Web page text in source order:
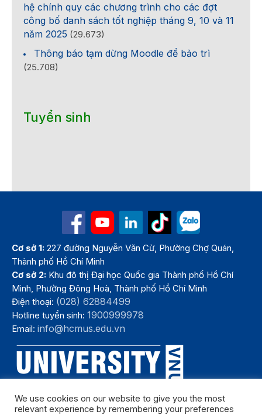
hệ chính quy các chương trình cho các đợt
công bố danh sách tốt nghiệp tháng 9, 10 và 11
năm 2025 (29.673)
Thông báo tạm dừng Moodle để bảo trì
(25.708)
Tuyển sinh
Cơ sở 1: 227 đường Nguyễn Văn Cừ, Phường Chợ Quán,
Thành phố Hồ Chí Minh
Cơ sở 2: Khu đô thị Đại học Quốc gia Thành phố Hồ Chí
Minh, Phường Đông Hoà, Thành phố Hồ Chí Minh
Điện thoại: (028) 62884499
Hotline tuyển sinh:1900999978
Email:info@hcmus.edu.vn
We use cookies on our website to give you the most
relevant experience by remembering your preferences